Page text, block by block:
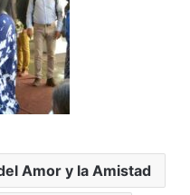
Amor y la Amistad